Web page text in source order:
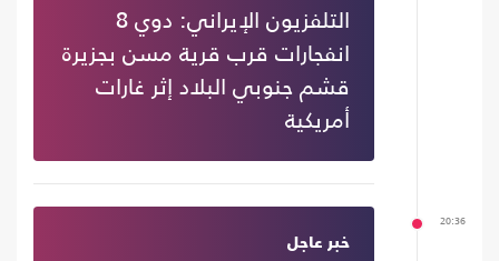
التلفزيون الإيراني: دوي 8
انفجارات قرب قرية مسن بجزيرة
قشم جنوبي البلاد إثر غارات
أمريكية
20:36
خبر عاجل